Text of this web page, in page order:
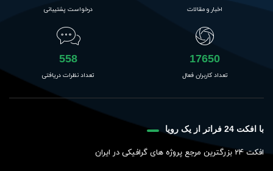
اخبار و مقالات درخواست پشتیبانی
17650
تعداد کاربران فعال
558
تعداد نظرات دریافتی
با افکت 24 فراتر از یک رویا
افکت 24 بزرگترین مرجع پروژه های گرافیکی در ایران